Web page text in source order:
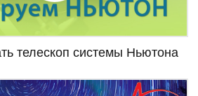
телескоп системы Ньютона